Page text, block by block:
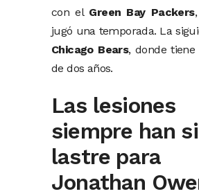
con el Green Bay Packers
jugó una temporada. La
Chicago Bears, donde
de dos años.
Las lesiones
siempre han
lastre para
Jonathan